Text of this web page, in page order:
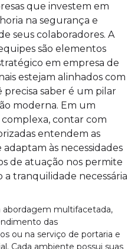
que investem em
na segurança e
seus colaboradores. A
são elementos
em empresa de
estejam alinhados com
precisa saber é um pilar
moderna. Em um
complexa, contar com
entendem as
às necessidades
de atuação nos permite
a tranquilidade necessária
abordagem multifacetada,
das
ou na serviço de portaria e
Cada ambiente possui suas